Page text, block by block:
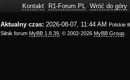
Kontakt R1-Forum.PL Wróć do góry
Aktualny czas: 2026-08-07, 11:44 AM Polskie
Silnik forum MyBB 1.8.39 , © 2002-2026 MyBB Group